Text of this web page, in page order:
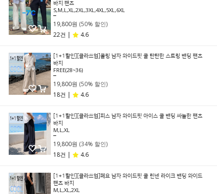
바지 팬츠
S,M,L,XL,2XL,3XL,4XL,5XL,6XL
19,800원 (50% 할인)
22건 |
4.6
[1+1할인][클라쓰업]콜링 남자 와이드핏 쿨 탄탄한 스트링 밴딩 팬츠
바지
FREE(28~36)
19,800원 (50% 할인)
18건 |
4.6
[1+1할인][클라쓰업]피스 남자 와이드핏 아이스 쿨 밴딩 싸늘한 팬츠
바지
M,L,XL
19,800원 (34% 할인)
18건 |
4.6
[1+1할인][클라쓰업]페요 남자 와이드핏 쿨 린넨 라이크 밴딩 와이드
팬츠 바지
M,L,XL,2XL